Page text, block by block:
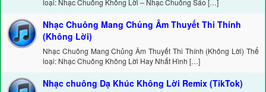
loại: Nhạc Chuông Không Lời – Nhạc Chuông Sáo […]
Nhạc Chuông Mang Chủng Âm Thuyết Thi Thính
(Không Lời)
Nhạc Chuông Mang Chủng Âm Thuyết Thi Thính (Không Lời) Thể
loại: Nhạc Chuông Không Lời Hay Nhất Hình […]
Nhạc chuông Dạ Khúc Không Lời Remix (TikTok)